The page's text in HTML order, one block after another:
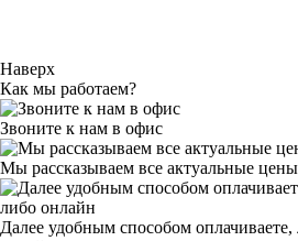
Наверх
Как мы работаем?
Звоните к нам в офис
Мы рассказываем все актуальные
Далее удобным способом